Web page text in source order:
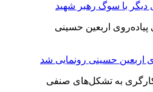
اربعین حسینی رونمایی شد